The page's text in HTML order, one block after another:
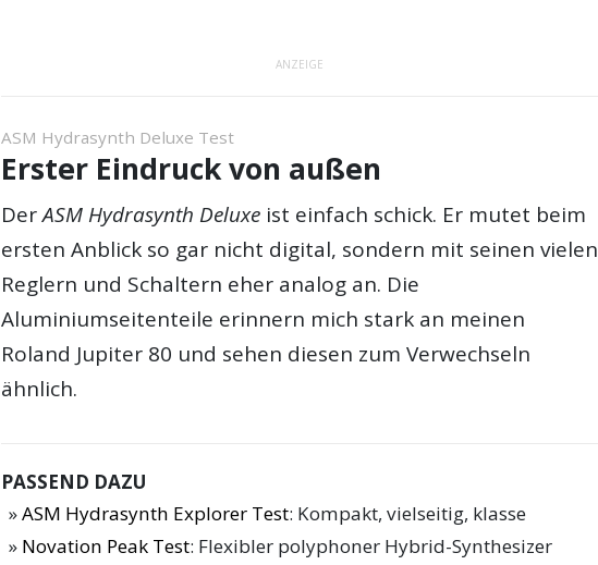
ANZEIGE
ASM Hydrasynth Deluxe Test
Erster Eindruck von außen
DerASM Hydrasynth Deluxe ist einfach schick. Er mutet beim
ersten Anblick so gar nicht digital, sondern mit seinen vielen
Reglern und Schaltern eher analog an. Die
Aluminiumseitenteile erinnern mich stark an meinen
Roland Jupiter 80 und sehen diesen zum Verwechseln
ähnlich.
PASSEND DAZU
ASM Hydrasynth Explorer Test: Kompakt, vielseitig, klasse
Novation Peak Test: Flexibler polyphoner Hybrid-Synthesizer